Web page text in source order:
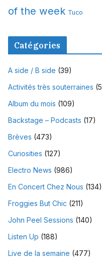
of the week Tuco
Catégories
A side / B side (39)
Activités très souterraines
Album du mois (109)
Backstage – Podcasts (17)
Brèves (473)
Curiosities (127)
Electro News (986)
En Concert Chez Nous (134)
Froggies But Chic (211)
John Peel Sessions (140)
Listen Up (188)
Live de la semaine (477)